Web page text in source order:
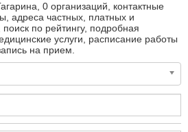
0 организаций, контактные
адреса частных, платных и
по рейтингу, подробная
услуги, расписание работы
на прием.